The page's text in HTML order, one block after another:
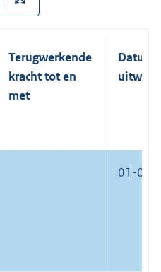
Terugwerkende
kracht tot en
met
Datum
01-07-